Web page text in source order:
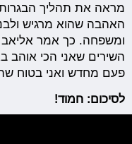
מראה את תהליך
האהבה שהוא מרגיש
ומשפחה. כך אמר
השירים שאני הכי אוהב
פעם מחדש ואני בטוח
לסיכום: חמוד!